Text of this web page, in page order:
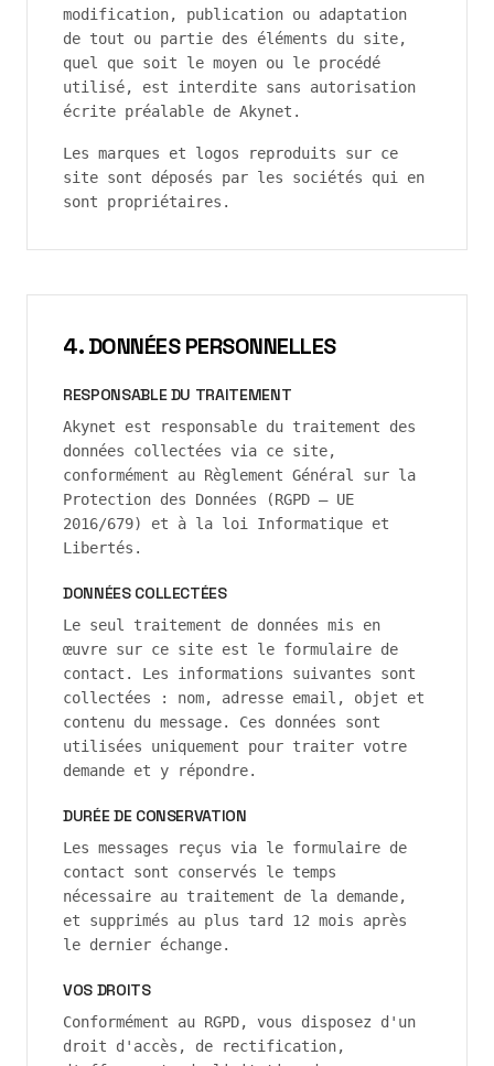
modification, publication ou adaptation
de tout ou partie des éléments du site,
quel que soit le moyen ou le procédé
utilisé, est interdite sans autorisation
écrite préalable de Akynet .
Les marques et logos reproduits sur ce
site sont déposés par les sociétés qui en
sont propriétaires.
4. DONNÉES PERSONNELLES
RESPONSABLE DU TRAITEMENT
Akynet est responsable du traitement des
données collectées via ce site,
conformément au Règlement Général sur la
Protection des Données (RGPD — UE
2016/679) et à la loi Informatique et
Libertés.
DONNÉES COLLECTÉES
Le seul traitement de données mis en
œuvre sur ce site est le formulaire de
contact. Les informations suivantes sont
collectées : nom, adresse email, objet et
contenu du message. Ces données sont
utilisées uniquement pour traiter votre
demande et y répondre.
DURÉE DE CONSERVATION
Les messages reçus via le formulaire de
contact sont conservés le temps
nécessaire au traitement de la demande,
et supprimés au plus tard 12 mois après
le dernier échange.
VOS DROITS
Conformément au RGPD, vous disposez d'un
droit d'accès, de rectification,